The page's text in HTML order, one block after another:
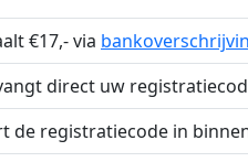
€17,- via
direct uw
de registratiecode in